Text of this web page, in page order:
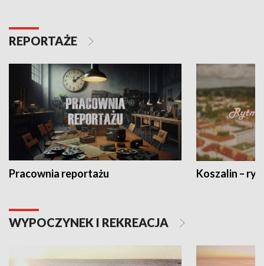
REPORTAŻE
Pracownia reportażu Koszalin –
WYPOCZYNEK I REKREACJA